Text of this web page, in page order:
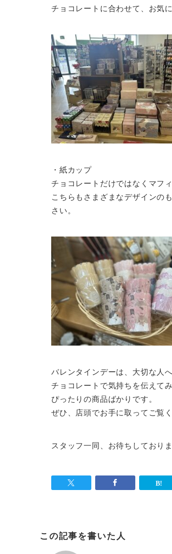
チョコレートに合わせて、お気
・紙カップ
チョコレートだけではなくマフ
こちらもさまざまなデザインの
さい。
バレンタインデーは、大切な人
チョコレートで気持ちを伝えて
ぴったりの商品ばかりです。
ぜひ、店頭でお手に取ってご覧く
スタッフ一同、お待ちしておりま
この記事を書いた人